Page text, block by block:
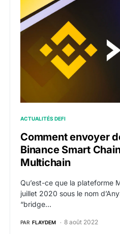
Comment envoyer des
ACTUALITÉS DEFI
Comment envoyer
Binance Smart
Multichain
Qu’est-ce que la plateforme
juillet 2020 sous le nom
“bridge…
PAR FLAYDEM 8 août 2022